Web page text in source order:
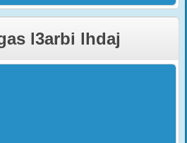
l3arbi lhdaj